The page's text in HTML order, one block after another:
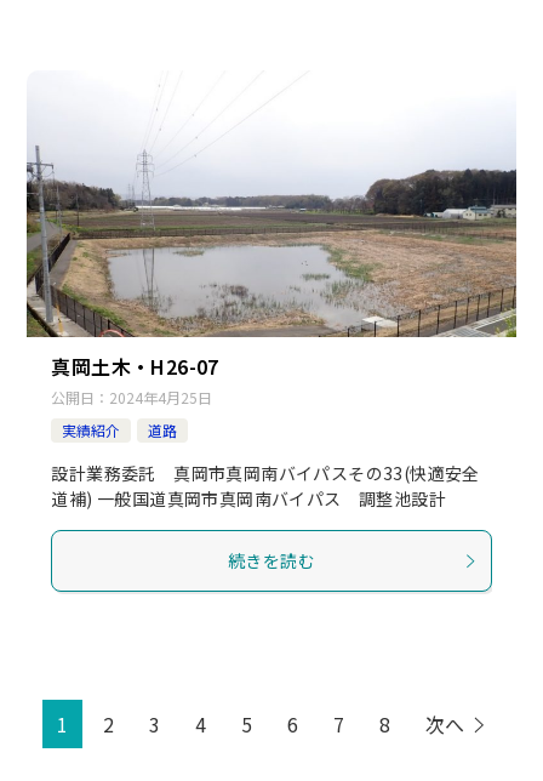
真岡土木・H26-07
公開日： 2024年4月25日
実績紹介
道路
設計業務委託 真岡市真岡南バイパスその33(快適安全
道補) 一般国道真岡市真岡南バイパス 調整池設計
続きを読む
1 2 3 4 5 6 7 8 次へ